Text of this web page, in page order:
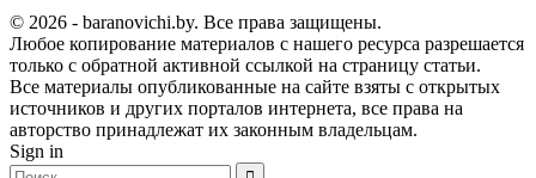
© 2026 - baranovichi.by. Все права защищены.
Любое копирование материалов с нашего ресурса разрешается
только с обратной активной ссылкой на страницу статьи.
Все материалы опубликованные на сайте взяты с открытых
источников и других порталов интернета, все права на
авторство принадлежат их законным владельцам.
Sign in